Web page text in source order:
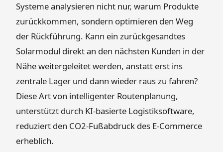
Systeme analysieren nicht nur, warum Produkte
zurückkommen, sondern optimieren den Weg
der Rückführung. Kann ein zurückgesandtes
Solarmodul direkt an den nächsten Kunden in der
Nähe weitergeleitet werden, anstatt erst ins
zentrale Lager und dann wieder raus zu fahren?
Diese Art von intelligenter Routenplanung,
unterstützt durch KI-basierte Logistiksoftware,
reduziert den CO2-Fußabdruck des E-Commerce
erheblich.